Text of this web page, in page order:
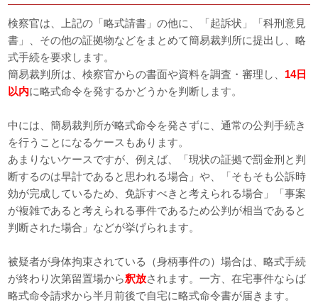
検察官は、上記の「略式請書」の他に、「起訴状」「科刑意見
書」、その他の証拠物などをまとめて簡易裁判所に提出し、略
式手続を要求します。
簡易裁判所は、検察官からの書面や資料を調査・審理し、 14日
以内に略式命令を発するかどうかを判断します。
中には、簡易裁判所が略式命令を発さずに、通常の公判手続き
を行うことになるケースもあります。
あまりないケースですが、例えば、「現状の証拠で罰金刑と判
断するのは早計であると思われる場合」や、「そもそも公訴時
効が完成しているため、免訴すべきと考えられる場合」「事案
が複雑であると考えられる事件であるため公判が相当であると
判断された場合」などが挙げられます。
被疑者が身体拘束されている（身柄事件の）場合は、略式手続
が終わり次第留置場から釈放されます。一方、在宅事件ならば
略式命令請求から半月前後で自宅に略式命令書が届きます。